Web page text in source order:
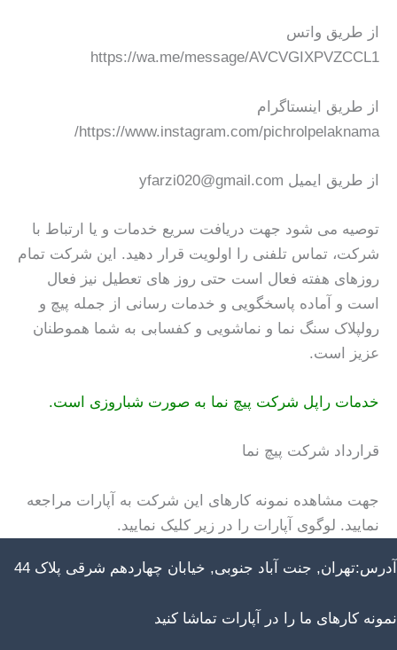
از طریق واتس ‌
https://wa.me/message/AVCVGIXPVZCCL1
از طریق اینستاگرام
https://www.instagram.com/pichrolpelaknama/
از طریق ایمیل yfarzi020@gmail.com
توصیه می شود جهت دریافت سریع خدمات و یا ارتباط با
شرکت، تماس تلفنی را اولویت قرار دهید. این شرکت تمام
روزهای هفته فعال است حتی روز های تعطیل نیز فعال
است و آماده پاسخگویی و خدمات رسانی از جمله پیچ و
رولپلاک سنگ نما و نماشویی و کفسابی به شما هموطنان
عزیز است.
خدمات راپل شرکت پیچ نما به صورت شباروزی است.
قرارداد شرکت پیچ نما
جهت مشاهده نمونه کارهای این شرکت به آپارات مراجعه
نمایید. لوگوی آپارات را در زیر کلیک نمایید.
آدرس:تهران, جنت آباد جنوبی, خیابان چهاردهم شرقی پلاک 44
نمونه کارهای ما را در آپارات تماشا کنید